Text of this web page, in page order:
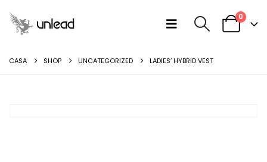
0
CASA SHOP UNCATEGORIZED LADIES’ HYBRID VEST